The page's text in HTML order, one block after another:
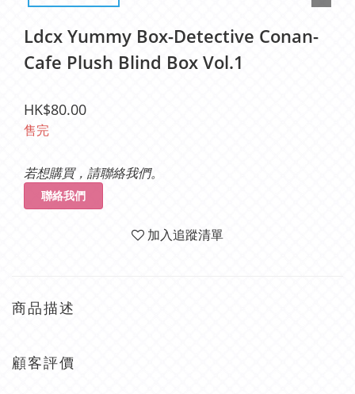
Ldcx Yummy Box-Detective Conan-
Cafe Plush Blind Box Vol.1
HK$80.00
售完
若想購買，請聯絡我們。
聯絡我們
加入追蹤清單
商品描述
顧客評價